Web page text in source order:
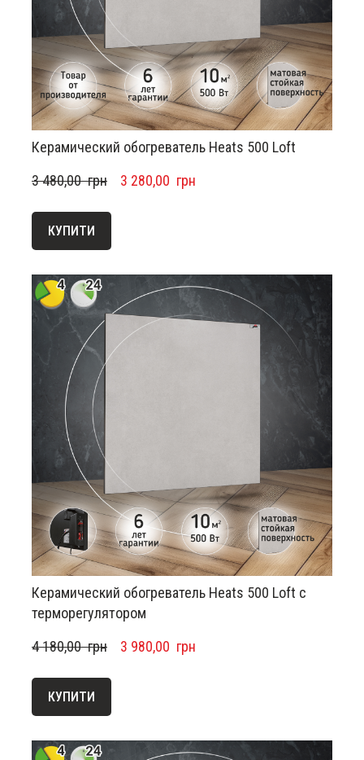
Керамический обогреватель Heats 500 Loft
3 480,00  грн
3 280,00  грн
КУПИТИ
Керамический обогреватель Heats 500 Loft с
терморегулятором
4 180,00  грн
3 980,00  грн
КУПИТИ